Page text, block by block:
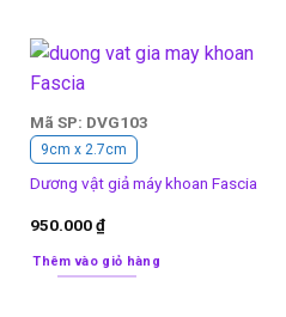
Mã SP: DVG103
9cm x 2.7cm
Dương vật giả máy khoan Fascia
950.000₫
Thêm vào giỏ hàng